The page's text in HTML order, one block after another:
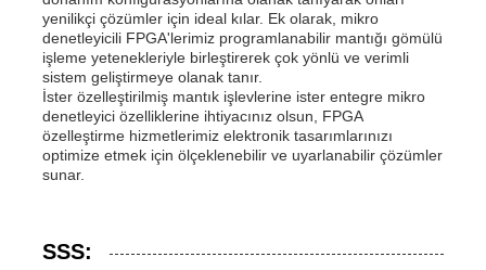
yenilikçi çözümler için ideal kılar. Ek olarak, mikro
denetleyicili FPGA'lerimiz programlanabilir mantığı gömülü
işleme yetenekleriyle birleştirerek çok yönlü ve verimli
sistem geliştirmeye olanak tanır.
İster özelleştirilmiş mantık işlevlerine ister entegre mikro
denetleyici özelliklerine ihtiyacınız olsun, FPGA
özelleştirme hizmetlerimiz elektronik tasarımlarınızı
optimize etmek için ölçeklenebilir ve uyarlanabilir çözümler
sunar.
SSS: